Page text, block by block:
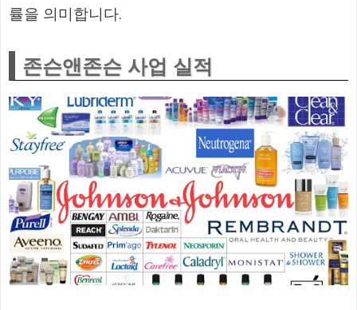
률을 의미합니다.
존슨앤존슨 사업 실적